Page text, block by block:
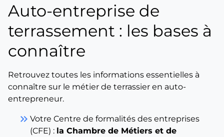
Auto-entreprise de
terrassement : les bases à
connaître
Retrouvez toutes les informations essentielles à
connaître sur le métier de terrassier en auto-
entrepreneur.
keyboard_double_arrow_right Votre Centre de formalités des entreprises
(CFE) : la Chambre de Métiers et de